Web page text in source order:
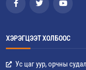
ХЭРЭГЦЭЭТ ХОЛБООС
Ус цаг уур, орчны